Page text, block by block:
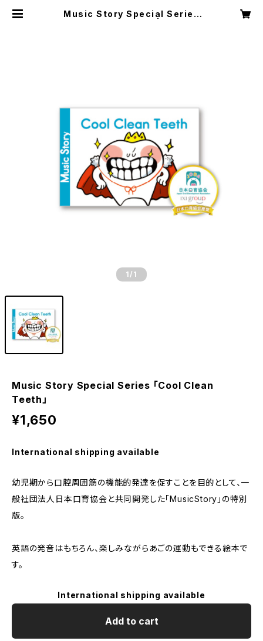
Music Story Special Series
1 /1
Music Story Special Series 「Cool Clean
Teeth」
¥1,650
International shipping available
幼児期から口腔周囲筋の機能的発達を促すことを目的として、一
般社団法人日本口育協会と共同開発した「MusicStory」の特別
版。
英語の発音はもちろん、楽しみながらあごの運動もできる絵本で
す。
International shipping available
Add to cart